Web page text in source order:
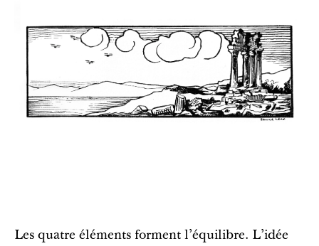
Les quatre éléments forment l'équilibre. L'idée